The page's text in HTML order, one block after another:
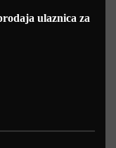
ulaznica za